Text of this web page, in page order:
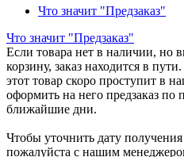
Что значит "Предзаказ"
Что значит "Предзаказ"
Если товара нет в наличии, но
корзину, заказ находится в
этот товар скоро проступит в
оформить на него предзаказ по
ближайшие дни.
Чтобы уточнить дату получения
пожалуйста с нашим